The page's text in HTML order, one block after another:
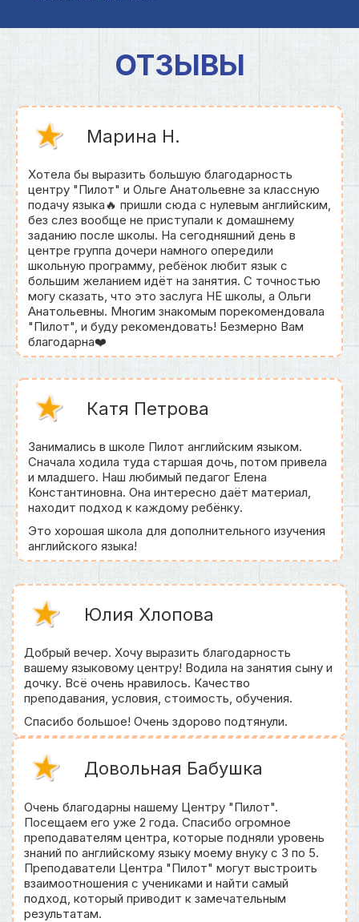
ОТЗЫВЫ
Марина Н.
Хотела бы выразить большую благодарность
центру "Пилот" и Ольге Анатольевне за классную
подачу языка🔥 пришли сюда с нулевым английским,
без слез вообще не приступали к домашнему
заданию после школы. На сегодняшний день в
центре группа дочери намного опередили
школьную программу, ребёнок любит язык с
большим желанием идёт на занятия. С точностью
могу сказать, что это заслуга НЕ школы, а Ольги
Анатольевны. Многим знакомым порекомендовала
"Пилот", и буду рекомендовать! Безмерно Вам
благодарна❤️
Катя Петрова
Занимались в школе Пилот английским языком.
Сначала ходила туда старшая дочь, потом привела
и младшего. Наш любимый педагог Елена
Константиновна. Она интересно даёт материал,
находит подход к каждому ребёнку.
Это хорошая школа для дополнительного изучения
английского языка!
Юлия Хлопова
Добрый вечер. Хочу выразить благодарность
вашему языковому центру! Водила на занятия сыну и
дочку. Всё очень нравилось. Качество
преподавания, условия, стоимость, обучения.
Спасибо большое! Очень здорово подтянули.
Довольная Бабушка
Очень благодарны нашему Центру "Пилот".
Посещаем его уже 2 года. Спасибо огромное
преподавателям центра, которые подняли уровень
знаний по английскому языку моему внуку с 3 по 5.
Преподаватели Центра "Пилот" могут выстроить
взаимоотношения с учениками и найти самый
подход, который приводит к замечательным
результатам.